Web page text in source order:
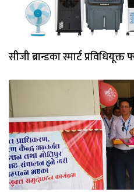
सीजी ब्रान्डका स्मार्ट